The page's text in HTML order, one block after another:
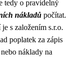
tedy o pravidelný
nákladů počítat.
s založením s.r.o.
poplatek za zápis
náklady na